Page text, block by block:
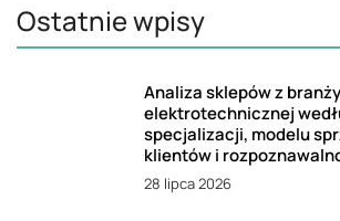
Ostatnie wpisy
Analiza sklepów z branży
elektrotechnicznej
specjalizacji, modelu
klientów i
28 lipca 2026